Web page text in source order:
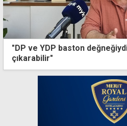
"DP ve YDP baston
çıkarabilir"